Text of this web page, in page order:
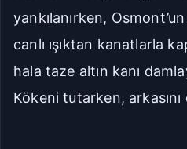
yankılanırken,
canlı ışıktan kanatlarla
hala taze altın kanı
Kökeni tutarken, arkasını